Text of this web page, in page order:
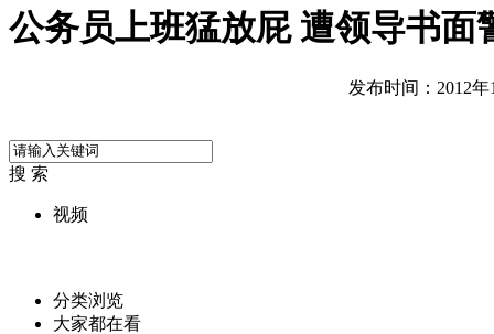
公务员上班猛放屁 遭领导书面
发布时间：2012年
搜 索
视频
分类浏览
大家都在看